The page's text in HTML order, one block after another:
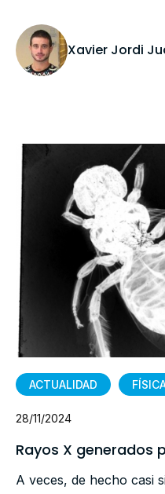
Xavier Jordi
ACTUALIDAD
28/11/2024
Rayos X generados
A veces, de hecho casi